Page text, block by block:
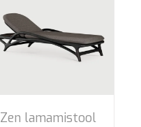
Zen lamamistool